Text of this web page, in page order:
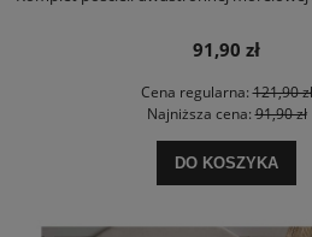
91,90 zł
Cena regularna:121,90 zł
Najniższa cena:91,90 zł
DO KOSZYKA